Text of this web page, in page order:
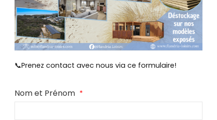
📞Prenez contact avec nous via ce formulaire!
Nom et Prénom